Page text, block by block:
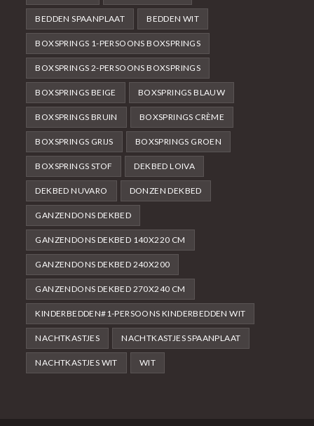
BEDDEN SPAANPLAAT BEDDEN WIT
BOXSPRINGS 1-PERSOONS BOXSPRINGS
BOXSPRINGS 2-PERSOONS BOXSPRINGS
BOXSPRINGS BEIGE BOXSPRINGS BLAUW
BOXSPRINGS BRUIN BOXSPRINGS CRÈME
BOXSPRINGS GRIJS BOXSPRINGS GROEN
BOXSPRINGS STOF DEKBED LOIVA
DEKBED NUVARO DONZEN DEKBED
GANZENDONS DEKBED
GANZENDONS DEKBED 140X220 CM
GANZENDONS DEKBED 240X200
GANZENDONS DEKBED 270X240 CM
KINDERBEDDEN#1-PERSOONS KINDERBEDDEN WIT
NACHTKASTJES NACHTKASTJES SPAANPLAAT
NACHTKASTJES WIT WIT